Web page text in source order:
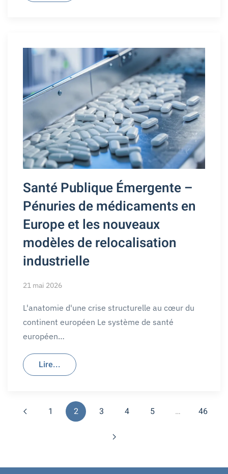
Santé Publique Émergente –
Pénuries de médicaments en
Europe et les nouveaux
modèles de relocalisation
industrielle
21 mai 2026
L'anatomie d'une crise structurelle au cœur du
continent européen Le système de santé
européen…
Lire...
1 2 3 4 5 … 46